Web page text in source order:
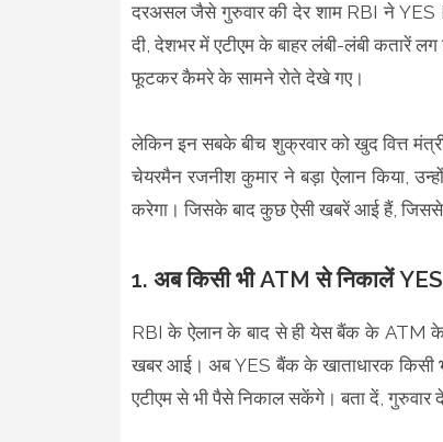
दरअसल जैसे गुरुवार की देर शाम RBI ने YES
दी, देशभर में एटीएम के बाहर लंबी-लंबी कतारें
फूटकर कैमरे के सामने रोते देखे गए।
लेकिन इन सबके बीच शुक्रवार को खुद वित्त
चेयरमैन रजनीश कुमार ने बड़ा ऐलान किया,
करेगा। जिसके बाद कुछ ऐसी खबरें आई हैं,
1. अब किसी भी ATM से निकालें
RBI के ऐलान के बाद से ही येस बैंक के ATM के
खबर आई। अब YES बैंक के खाताधारक किसी
एटीएम से भी पैसे निकाल सकेंगे। बता दें, गुरुवार